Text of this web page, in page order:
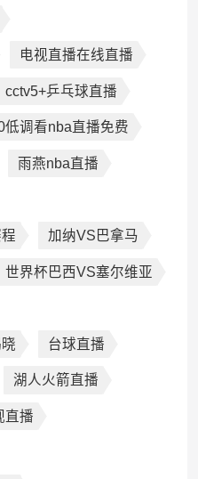
电视直播在线直播
cctv5+乒乓球直播
低调看nba直播免费
雨燕nba直播
加纳VS巴拿马
世界杯巴西VS塞尔维亚
台球直播
湖人火箭直播
直播